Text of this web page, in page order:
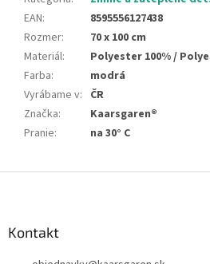
EAN:
8595556127438
Rozmer:
70 x 100 cm
Materiál:
Polyester 100% /
Farba:
modrá
Vyrábame v: ČR
Značka:
Kaarsgaren®
Pranie: na 30° C
Kontakt